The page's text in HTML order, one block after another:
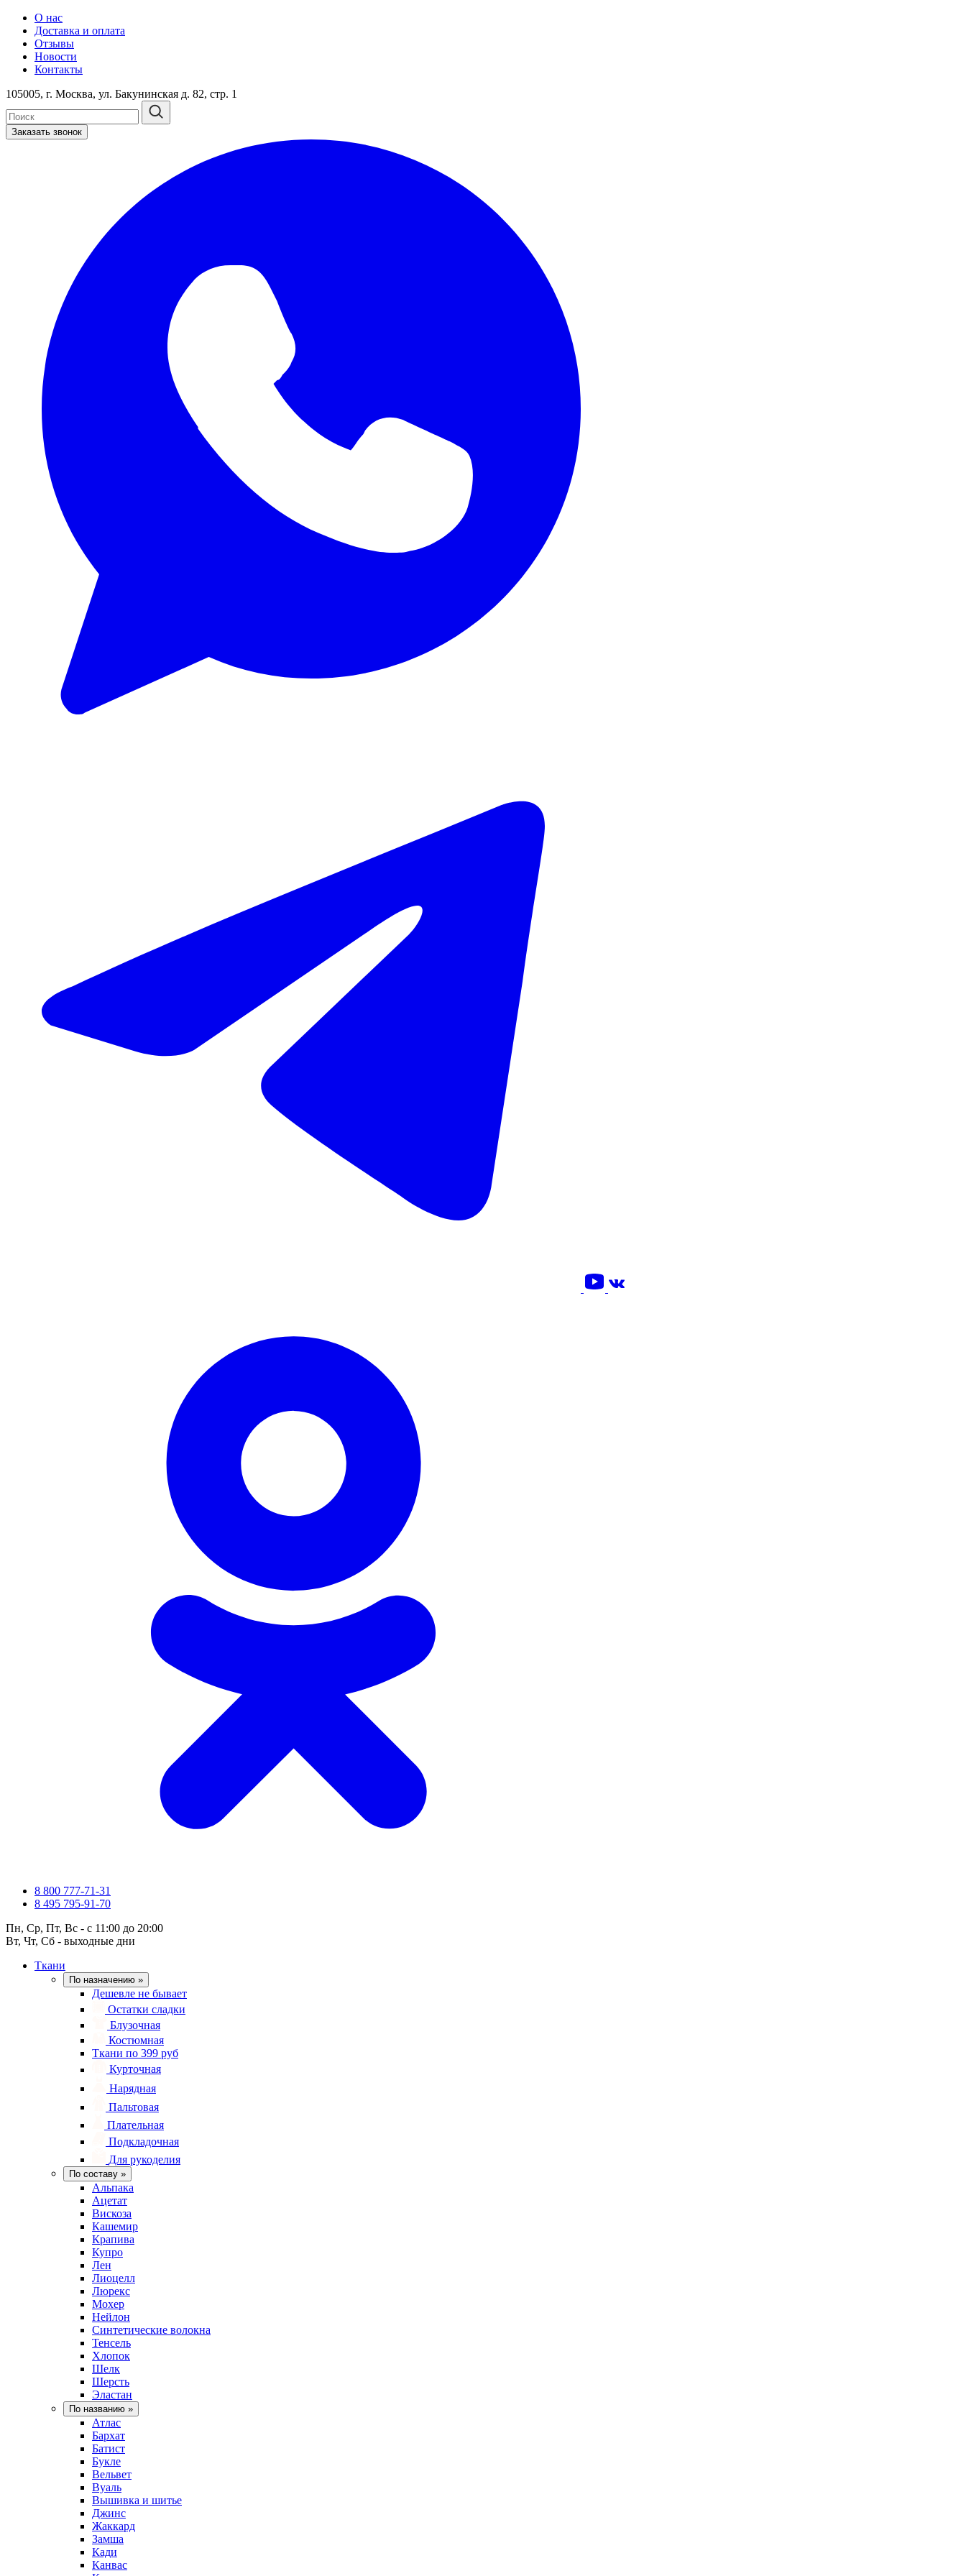
О нас
Доставка и оплата
Отзывы
Новости
Контакты
105005, г. Москва, ул. Бакунинская д. 82, стр. 1
Заказать звонок
8 800 777-71-31
8 495 795-91-70
Пн, Ср, Пт, Вс - с 11:00 до 20:00
Вт, Чт, Сб - выходные дни
Ткани
По назначению »
Дешевле не бывает
Остатки сладки
Блузочная
Костюмная
Ткани по 399 руб
Курточная
Нарядная
Пальтовая
Плательная
Подкладочная
Для рукоделия
По составу »
Альпака
Ацетат
Вискоза
Кашемир
Крапива
Купро
Лен
Лиоцелл
Люрекс
Мохер
Нейлон
Синтетические волокна
Тенсель
Хлопок
Шелк
Шерсть
Эластан
По названию »
Атлас
Бархат
Батист
Букле
Вельвет
Вуаль
Вышивка и шитье
Джинс
Жаккард
Замша
Кади
Канвас